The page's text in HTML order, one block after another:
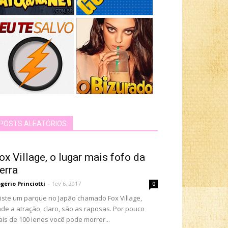
POSTS ALEATÓRIOS
Village, o lugar mais fofo da
Princiotti - fev 6, 2017 0
um parque no Japão chamado Fox Village,
a atração, claro, são as raposas. Por pouco
de 100 ienes você pode morrer...